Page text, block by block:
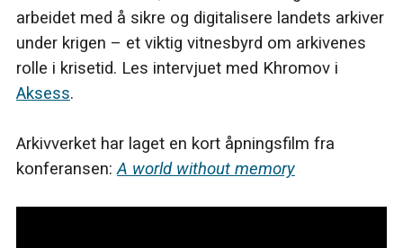
arbeidet med å sikre og digitalisere landets arkiver
under krigen – et viktig vitnesbyrd om arkivenes
rolle i krisetid. Les intervjuet med Khromov i
Aksess.
Arkivverket har laget en kort åpningsfilm fra
konferansen:A world without memory